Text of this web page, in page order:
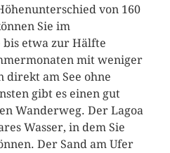
von 160
Sie im
bis etwa zur Hälfte
mit weniger
direkt am See ohne
gibt es einen gut
Wanderweg. Der Lagoa
Wasser, in dem Sie
Der Sand am Ufer